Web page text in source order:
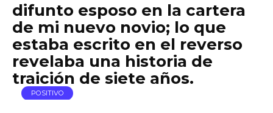
difunto esposo en la cartera
de mi nuevo novio; lo que
estaba escrito en el reverso
revelaba una historia de
traición de siete años.
POSITIVO